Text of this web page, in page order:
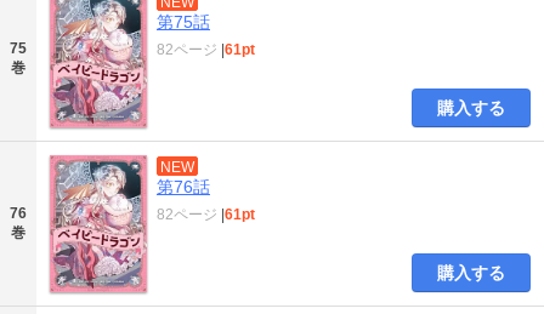
75
巻
第75話
82ページ |61pt
購入する
76
巻
NEW
第76話
82ページ |61pt
購入する